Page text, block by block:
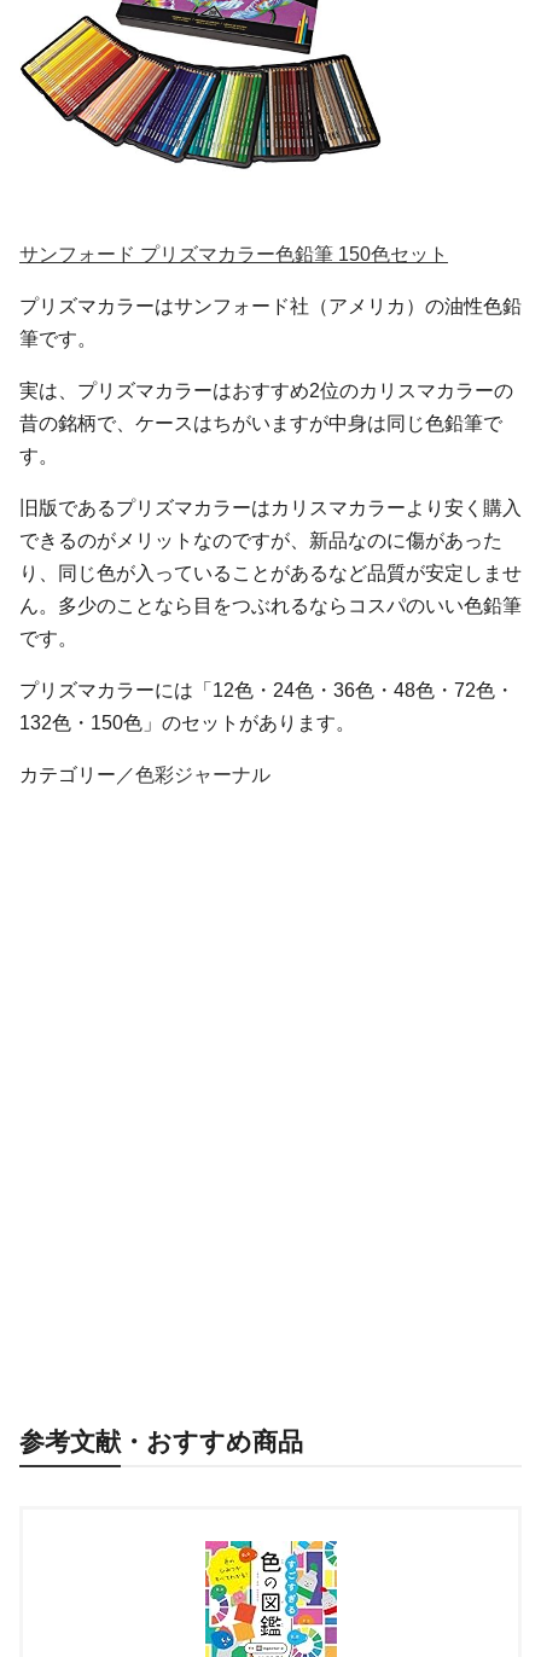
サンフォード プリズマカラー色鉛筆 150色セット
プリズマカラーはサンフォード社（アメリカ）の油性色鉛
筆です。
実は、プリズマカラーはおすすめ2位のカリスマカラーの
昔の銘柄で、ケースはちがいますが中身は同じ色鉛筆で
す。
旧版であるプリズマカラーはカリスマカラーより安く購入
できるのがメリットなのですが、新品なのに傷があった
り、同じ色が入っていることがあるなど品質が安定しませ
ん。多少のことなら目をつぶれるならコスパのいい色鉛筆
です。
プリズマカラーには「12色・24色・36色・48色・72色・
132色・150色」のセットがあります。
カテゴリー／色彩ジャーナル
参考文献・おすすめ商品